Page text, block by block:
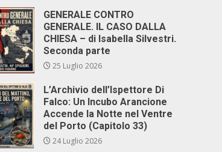
GENERALE CONTRO
GENERALE. IL CASO DALLA
CHIESA – di Isabella Silvestri.
Seconda parte
25 Luglio 2026
L’Archivio dell’Ispettore Di
Falco: Un Incubo Arancione
Accende la Notte nel Ventre
del Porto (Capitolo 33)
24 Luglio 2026